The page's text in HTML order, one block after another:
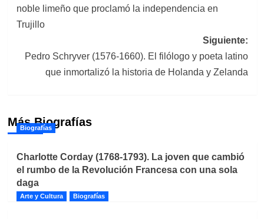
entradas
noble limeño que proclamó la independencia en
Trujillo
Siguiente:
Pedro Schryver (1576-1660). El filólogo y poeta latino
que inmortalizó la historia de Holanda y Zelanda
Más Biografías
Biografías
Charlotte Corday (1768-1793). La joven que cambió
el rumbo de la Revolución Francesa con una sola
daga
Arte y Cultura Biografías